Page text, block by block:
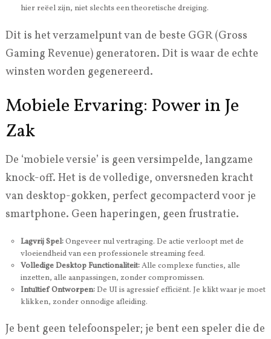
hier reëel zijn, niet slechts een theoretische dreiging.
Dit is het verzamelpunt van de beste GGR (Gross
Gaming Revenue) generatoren. Dit is waar de echte
winsten worden gegenereerd.
Mobiele Ervaring: Power in Je
Zak
De ‘mobiele versie’ is geen versimpelde, langzame
knock-off. Het is de volledige, onversneden kracht
van desktop-gokken, perfect gecompacterd voor je
smartphone. Geen haperingen, geen frustratie.
Lagvrij Spel:Ongeveer nul vertraging. De actie verloopt met de
vloeiendheid van een professionele streaming feed.
Volledige Desktop Functionaliteit:Alle complexe functies, alle
inzetten, alle aanpassingen, zonder compromissen.
Intuïtief Ontworpen:De UI is agressief efficiënt. Je klikt waar je moet
klikken, zonder onnodige afleiding.
Je bent geen telefoonspeler; je bent een speler die de